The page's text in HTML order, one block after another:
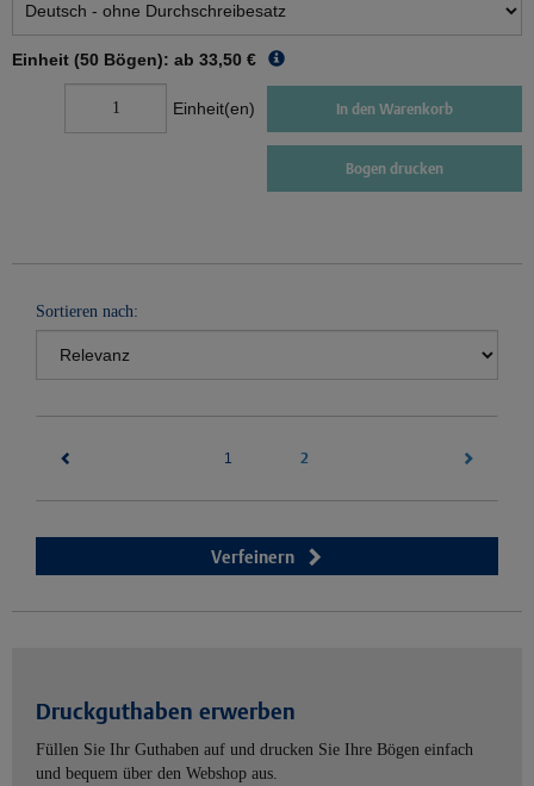
Einheit (50 Bögen): ab 33,50 €
Einheit(en) In den Warenkorb
Bogen drucken
Sortieren nach:
1 2
Verfeinern
Druckguthaben erwerben
Füllen Sie Ihr Guthaben auf und drucken Sie Ihre Bögen einfach
und bequem über den Webshop aus.